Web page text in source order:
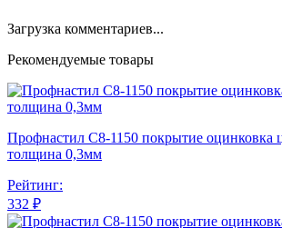
Загрузка комментариев...
Рекомендуемые товары
Профнастил С8-1150 покрытие
толщина 0,3мм
Рейтинг:
332 ₽